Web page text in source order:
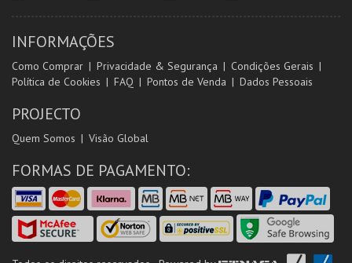
INFORMAÇÕES
Como Comprar Privacidade & Segurança
Condições Gerais
Política de Cookies
FAQ Pontos de Venda Dados Pessoais
PROJECTO
Quem Somos Visão Global
FORMAS DE PAGAMENTO: